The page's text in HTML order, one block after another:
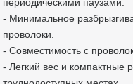
- Минимальное
проволоки.
- Совместимость с
- Легкий вес и компактные